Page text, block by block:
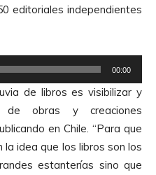
editoriales independientes
00:00
de libros es visibilizar y
obras y creaciones
en Chile. “Para que
idea que los libros son los
estanterías sino que